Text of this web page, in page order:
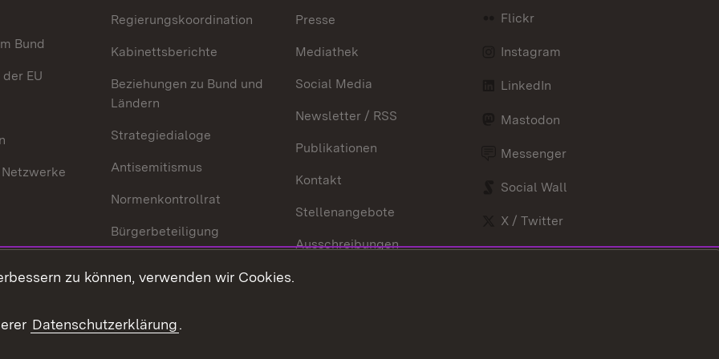
Bund
EU
Regierungskoordination
Kabinettsberichte
Beziehungen zu Bund und
Ländern
Strategiedialoge
Antisemitismus
Normenkontrollrat
Bürgerbeteiligung
Protokoll und
Presse
Mediathek
Social Media
Newsletter / RSS
Publikationen
Kontakt
Stellenangebote
Ausschreibungen
Flickr
Instagram
LinkedIn
Mastodon
Messenger
Social Wall
X / Twitter
Youtube
zu können, verwenden wir Cookies.
Datenschutzerklärung.